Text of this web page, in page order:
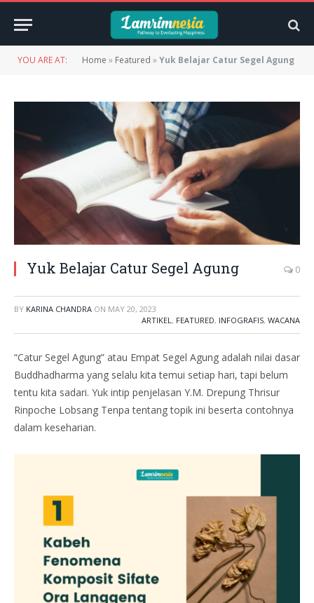
YOU ARE AT: Home » Featured »Yuk Belajar Catur Segel Agung
Yuk Belajar Catur Segel Agung 0
BY KARINA CHANDRA ON MAY 20, 2023
ARTIKEL, FEATURED, INFOGRAFIS, WACANA
“Catur Segel Agung” atau Empat Segel Agung adalah nilai dasar
Buddhadharma yang selalu kita temui setiap hari, tapi belum
tentu kita sadari. Yuk intip penjelasan Y.M. Drepung Thrisur
Rinpoche Lobsang Tenpa tentang topik ini beserta contohnya
dalam keseharian.